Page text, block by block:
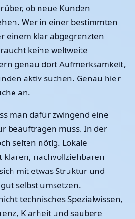
ob neue Kunden
Wer in einer bestimmten
einem klar abgegrenzten
keine weltweite
genau dort Aufmerksamkeit,
aktiv suchen. Genau hier
an.
man dafür zwingend eine
beauftragen muss. In der
selten nötig. Lokale
klaren, nachvollziehbaren
mit etwas Struktur und
selbst umsetzen.
technisches Spezialwissen,
Klarheit und saubere